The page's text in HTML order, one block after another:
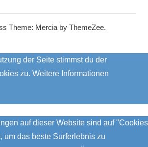
Theme: Mercia by ThemeZee.
der Seite stimmst du der
zu. Weitere Informationen
auf dieser Website sind auf "Cookies
um das beste Surferlebnis zu